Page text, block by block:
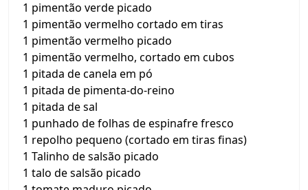
1 pimentão verde picado
1 pimentão vermelho cortado em tiras
1 pimentão vermelho picado
1 pimentão vermelho, cortado em cubos
1 pitada de canela em pó
1 pitada de pimenta-do-reino
1 pitada de sal
1 punhado de folhas de espinafre fresco
1 repolho pequeno (cortado em tiras finas)
1 Talinho de salsão picado
1 talo de salsão picado